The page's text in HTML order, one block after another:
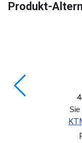
Produkt-
Sie